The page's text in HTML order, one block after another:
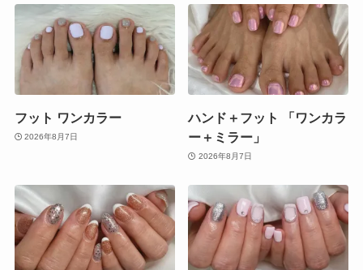
フット ワンカラー
2026年8月7日
ハンド＋フット 「ワンカラ
ー＋ミラー」
2026年8月7日